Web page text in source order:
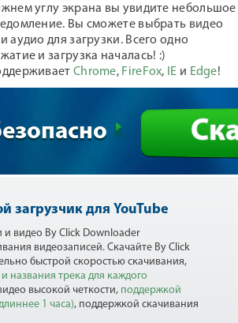
углу экрана вы увидите небольшое
Вы сможете выбрать видео
аудио для загрузки. Всего одно
и загрузка началась! :)
Chrome, FireFox, IE и Edge!
загрузчик для YouTube
видео By Click Downloader
видеозаписей. Скачайте By Click
быстрой скоростью скачивания,
названия трека для каждого
высокой четкости, поддержкой
1 часа), поддержкой скачивания